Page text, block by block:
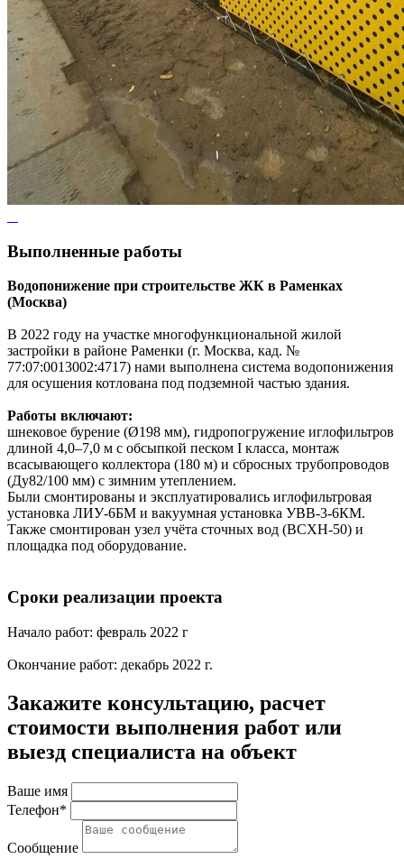
Выполненные работы
Водопонижение при строительстве ЖК в Раменках
(Москва)
В 2022 году на участке многофункциональной жилой
застройки в районе Раменки (г. Москва, кад. №
77:07:0013002:4717) нами выполнена система водопонижения
для осушения котлована под подземной частью здания.
Работы включают:
шнековое бурение (Ø198 мм), гидропогружение иглофильтров
длиной 4,0–7,0 м с обсыпкой песком I класса, монтаж
всасывающего коллектора (180 м) и сбросных трубопроводов
(Ду82/100 мм) с зимним утеплением.
Были смонтированы и эксплуатировались иглофильтровая
установка ЛИУ-6БМ и вакуумная установка УВВ-3-6КМ.
Также смонтирован узел учёта сточных вод (ВСХН-50) и
площадка под оборудование.
Сроки реализации проекта
Начало работ: февраль 2022 г
Окончание работ: декабрь 2022 г.
Закажите консультацию, расчет
стоимости выполнения работ или
выезд специалиста на объект
Ваше имя
Телефон*
Сообщение